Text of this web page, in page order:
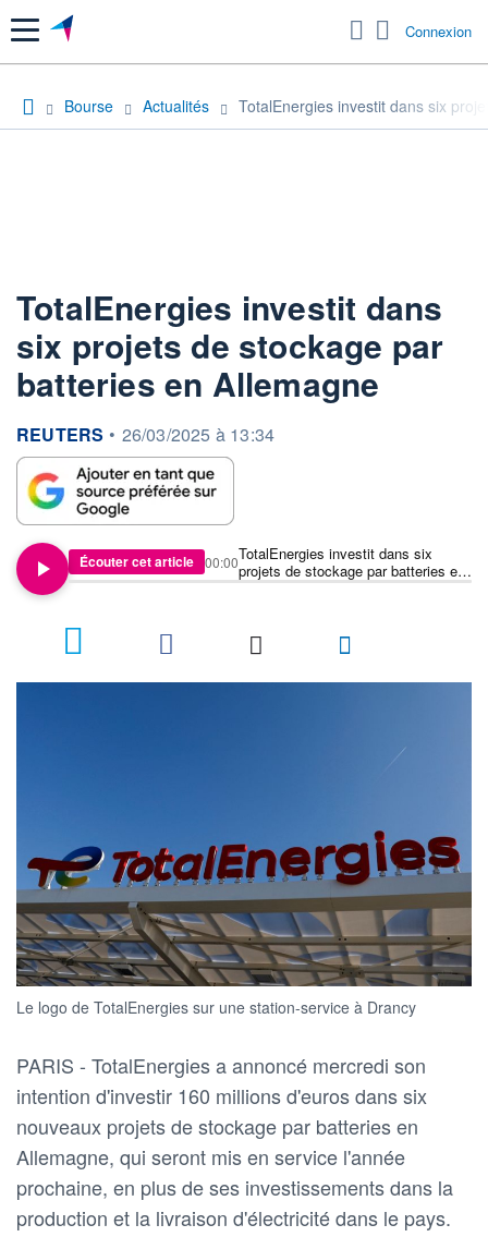
Menu Connexion
Bourse Actualités TotalEnergies investit dans six
TotalEnergies investit dans
six projets de stockage par
batteries en Allemagne
information fournie par
REUTERS • 26/03/2025 à 13:34
Écouter cet article
TotalEnergies investit dans six
projets de stockage par batteries en
Allemagne
00:00
Le logo de TotalEnergies sur une station-service à Drancy
PARIS - TotalEnergies a annoncé mercredi son
intention d'investir 160 millions d'euros dans six
nouveaux projets de stockage par batteries en
Allemagne, qui seront mis en service l'année
prochaine, en plus de ses investissements dans la
production et la livraison d'électricité dans le pays.